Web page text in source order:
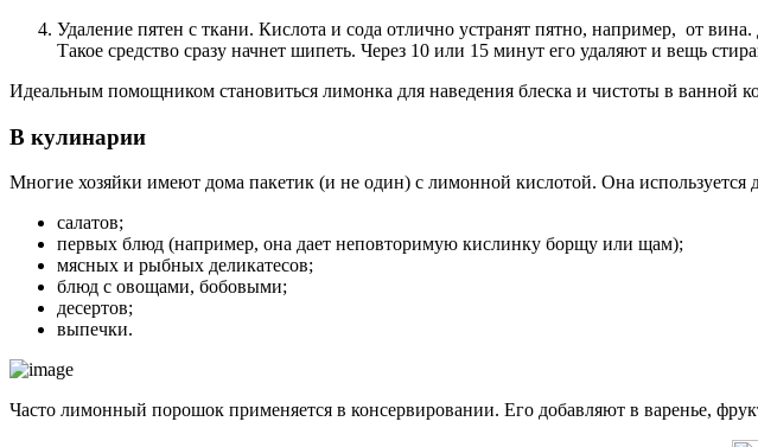
Удаление пятен с ткани. Кислота и сода отлично устранят пятно, например, от
Такое средство сразу начнет шипеть. Через 10 или 15 минут его удаляют и вещь
Идеальным помощником становиться лимонка для наведения блеска и чистоты в
В кулинарии
Многие хозяйки имеют дома пакетик (и не один) с лимонной кислотой. Она используется
салатов;
первых блюд (например, она дает неповторимую кислинку борщу или щам);
мясных и рыбных деликатесов;
блюд с овощами, бобовыми;
десертов;
выпечки.
Часто лимонный порошок применяется в консервировании. Его добавляют в варенье,